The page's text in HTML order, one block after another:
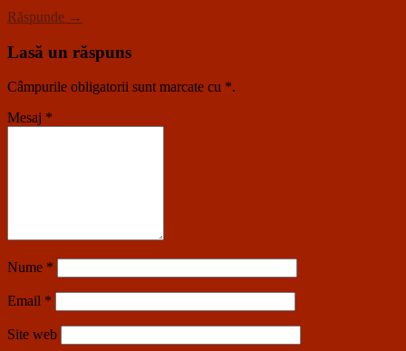
Răspunde →
Lasă un răspuns
Câmpurile obligatorii sunt marcate cu *.
Mesaj *
Nume *
Email *
Site web